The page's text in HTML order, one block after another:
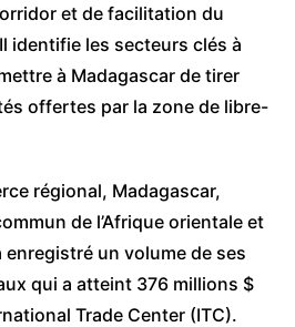
et de facilitation du
identifie les secteurs clés à
à Madagascar de tirer
offertes par la zone de libre-
régional, Madagascar,
de l’Afrique orientale et
enregistré un volume de ses
qui a atteint 376 millions $
Trade Center (ITC).